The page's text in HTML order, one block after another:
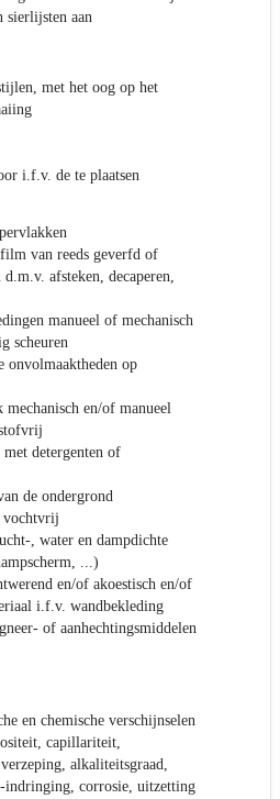
sierlijsten aan
met het oog op het
i.f.v. de te plaatsen
van reeds geverfd of
afsteken, decaperen,
manueel of mechanisch
scheuren
onvolmaaktheden op
mechanisch en/of manueel
detergenten of
de ondergrond
vochtvrij
, water en dampdichte
...)
en/of akoestisch en/of
i.f.v. wandbekleding
of aanhechtingsmiddelen
en chemische verschijnselen
capillariteit,
alkaliteitsgraad,
indringing, corrosie, uitzetting